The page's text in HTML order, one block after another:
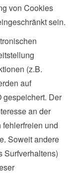
von Cookies
sein.
(z.B.
auf
gespeichert. Der
an der
und
Soweit andere
Surfverhaltens)